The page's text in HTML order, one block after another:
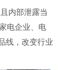
内部泄露当
电企业、电
线，改变行业